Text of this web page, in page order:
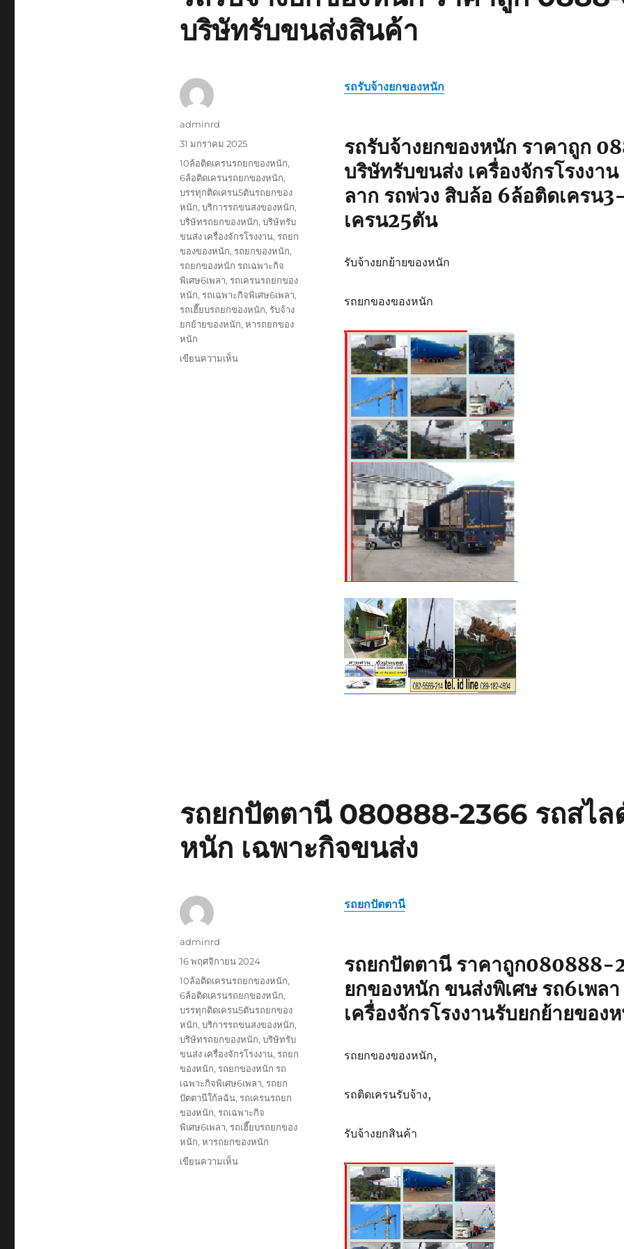
บริษัทรับขนส่งสินค้า
รถรับจ้างยกของหนัก
รถรับจ้างยกของหนัก ราคาถูก
บริษัทรับขนส่ง เครื่องจักรโรงงาน
ลาก รถพ่วง สิบล้อ 6ล้อติดเครน
เครน25ตัน
รับจ้างยกย้ายของหนัก
รถยกของของหนัก
ผู้
adminrd
เขียน
เมื่อ
31 มกราคม 2025
ป้าย
กำกับ
10ล้อติดเครนรถยกของหนัก,
6ล้อติดเครนรถยกของหนัก,
บรรทุกติดเครน5ตันรถยกของ
หนัก, บริการรถขนสงของหนัก,
บริษัทรถยกของหนัก, บริษัทรับ
ขนส่ง เครื่องจักรโรงงาน, รถยก
ของของหนัก, รถยกของหนัก,
รถยกของหนัก รถเฉพาะกิจ
พิเศษ6เพลา, รถเครนรถยกของ
หนัก, รถเฉพาะกิจพิเศษ6เพลา,
รถเฮี๊ยบรถยกของหนัก, รับจ้าง
ยกย้ายของหนัก, หารถยกของ
หนัก
เขียนความเห็นบน
รถยกปัตตานี 080888-2366 รถสไล
หนัก เฉพาะกิจขนส่ง
รถยกปัตตานี
รถยกปัตตานี ราคาถูก080888-
ยกของหนัก ขนส่งพิเศษ รถ6เพล
เครื่องจักรโรงงานรับยกย้ายของ
รถยกของของหนัก,
รถติดเครนรับจ้าง,
รับจ้างยกสินค้า
ผู้
adminrd
เขียน
เมื่อ
16 พฤศจิกายน 2024
ป้าย
กำกับ
10ล้อติดเครนรถยกของหนัก,
6ล้อติดเครนรถยกของหนัก,
บรรทุกติดเครน5ตันรถยกของ
หนัก, บริการรถขนสงของหนัก,
บริษัทรถยกของหนัก, บริษัทรับ
ขนส่ง เครื่องจักรโรงงาน, รถยก
ของหนัก, รถยกของหนัก รถ
เฉพาะกิจพิเศษ6เพลา, รถยก
ปัตตานีใก้ลฉัน, รถเครนรถยก
ของหนัก, รถเฉพาะกิจ
พิเศษ6เพลา, รถเฮี๊ยบรถยกของ
หนัก, หารถยกของหนัก
เขียนความเห็นบน